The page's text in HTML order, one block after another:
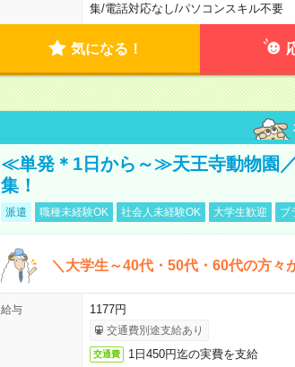
集/電話対応なし/パソコンスキル不要
気になる！
≪単発＊1日から～≫天王寺動物園
集！
派遣 職種未経験OK 社会人未経験OK 大学生歓迎 ブ
＼大学生～40代・50代・60代の方々
給与 1177円
交通費別途支給あり
交通費 1日450円迄の実費を支給